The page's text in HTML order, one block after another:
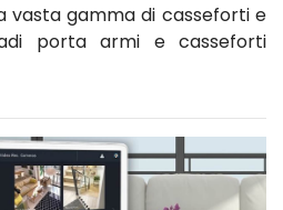
vasta gamma di casseforti e
porta armi e casseforti